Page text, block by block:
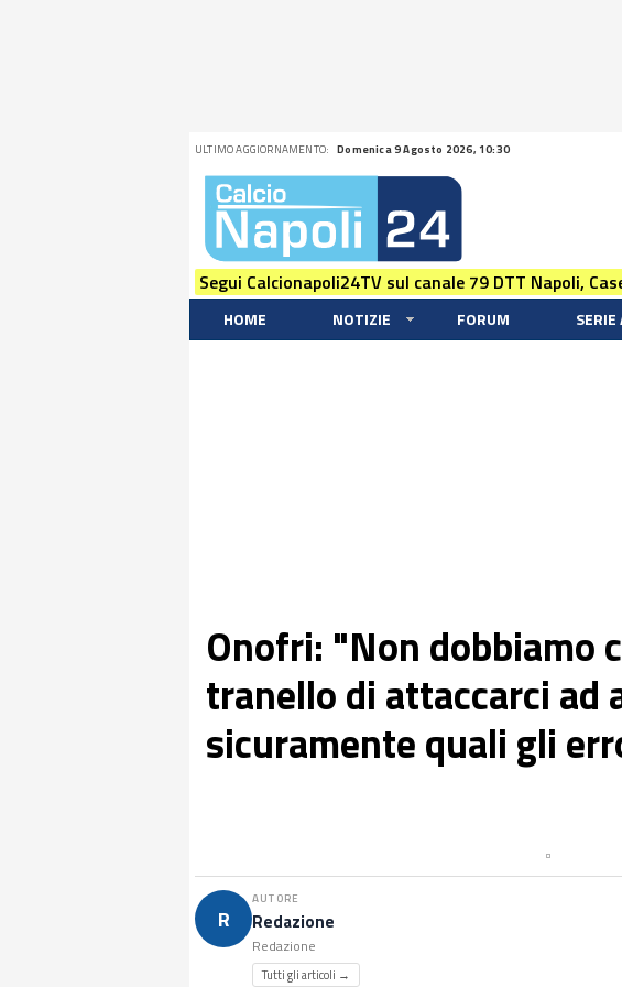
ULTIMO AGGIORNAMENTO: Domenica 9 Agosto 2026, 10:30
Segui Calcionapoli24TV sul canale 79 DTT Napoli,
HOME NOTIZIE FORUM SERIE
Onofri: "Non dobbiamo
tranello di attaccarci ad
sicuramente quali gli
R
AUTORE
Redazione
Redazione
Tutti gli articoli →